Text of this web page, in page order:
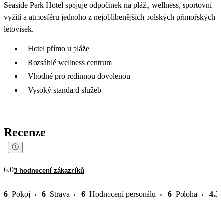
Seaside Park Hotel spojuje odpočinek na pláži, wellness, sportovní
vyžití a atmosféru jednoho z nejoblíbenějších polských přímořských
letovisek.
Hotel přímo u pláže
Rozsáhlé wellness centrum
Vhodné pro rodinnou dovolenou
Vysoký standard služeb
Recenze
6.03 hodnocení zákazníků
6 Pokoj 6 Strava 6 Hodnocení personálu 6 Poloha 4.3